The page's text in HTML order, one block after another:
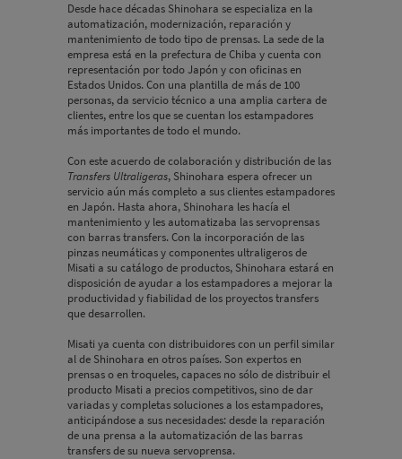
Desde hace décadas Shinohara se especializa en la
automatización, modernización, reparación y
mantenimiento de todo tipo de prensas. La sede de la
empresa está en la prefectura de Chiba y cuenta con
representación por todo Japón y con oficinas en
Estados Unidos. Con una plantilla de más de 100
personas, da servicio técnico a una amplia cartera de
clientes, entre los que se cuentan los estampadores
más importantes de todo el mundo.
Con este acuerdo de colaboración y distribución de las
Transfers Ultraligeras, Shinohara espera ofrecer un
servicio aún más completo a sus clientes estampadores
en Japón. Hasta ahora, Shinohara les hacía el
mantenimiento y les automatizaba las servoprensas
con barras transfers. Con la incorporación de las
pinzas neumáticas y componentes ultraligeros de
Misati a su catálogo de productos, Shinohara estará en
disposición de ayudar a los estampadores a mejorar la
productividad y fiabilidad de los proyectos transfers
que desarrollen.
Misati ya cuenta con distribuidores con un perfil similar
al de Shinohara en otros países. Son expertos en
prensas o en troqueles, capaces no sólo de distribuir el
producto Misati a precios competitivos, sino de dar
variadas y completas soluciones a los estampadores,
anticipándose a sus necesidades: desde la reparación
de una prensa a la automatización de las barras
transfers de su nueva servoprensa.